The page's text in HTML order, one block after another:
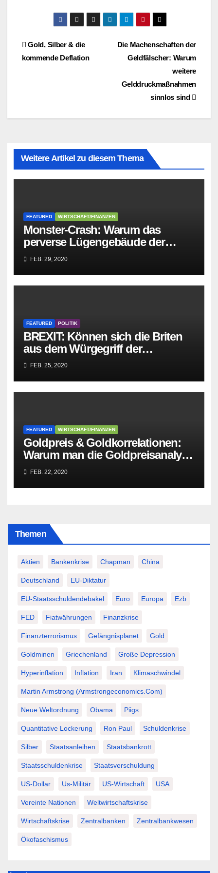
BeitragsnavigationDie Machenschaften der
Geldfälscher: Warum
weitere
Gelddruckmaßnahmen
sinnlos sind
Gold, Silber & die
kommende Deflation
Weitere Artikel zu diesem Thema
FEATURED WIRTSCHAFT/FINANZEN
Monster-Crash: Warum das
perverse Lügengebäude der
Sozialisten in sich
zusammenbricht!
FEB. 29, 2020
FEATURED POLITIK
BREXIT: Können sich die Briten
aus dem Würgegriff der
parasitären EU-Mafia befreien?
FEB. 25, 2020
FEATURED WIRTSCHAFT/FINANZEN
Goldpreis & Goldkorrelationen:
Warum man die Goldpreisanalyse
besser Profis überlässt!
FEB. 22, 2020
Themen
Aktien Bankenkrise Chapman China
Deutschland EU-Diktatur
EU-Staatsschuldendebakel Euro Europa Ezb
FED Fiatwährungen Finanzkrise
Finanzterrorismus Gefängnisplanet Gold
Goldminen Griechenland Große Depression
Hyperinflation Inflation Iran Klimaschwindel
Martin Armstrong (Armstrongeconomics.com)
Neue Weltordnung Obama Piigs
Quantitative Lockerung Ron Paul Schuldenkrise
Silber Staatsanleihen Staatsbankrott
Staatsschuldenkrise Staatsverschuldung
US-Dollar Us-Militär US-Wirtschaft USA
Vereinte Nationen Weltwirtschaftskrise
Wirtschaftskrise Zentralbanken Zentralbankwesen
Ökofaschismus